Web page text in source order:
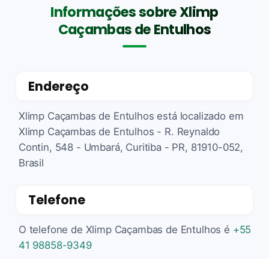
Informações sobre Xlimp
Caçambas de Entulhos
Endereço
Xlimp Caçambas de Entulhos está localizado em
Xlimp Caçambas de Entulhos - R. Reynaldo
Contin, 548 - Umbará, Curitiba - PR, 81910-052,
Brasil
Telefone
O telefone de Xlimp Caçambas de Entulhos é +55
41 98858-9349